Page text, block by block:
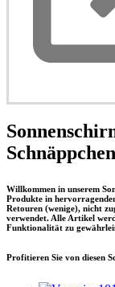
Schnäppchen
Willkommen in unserem
Produkte in
Retouren (wenige), nicht
verwendet. Alle Artikel
Funktionalität zu
Profitieren Sie von diesen